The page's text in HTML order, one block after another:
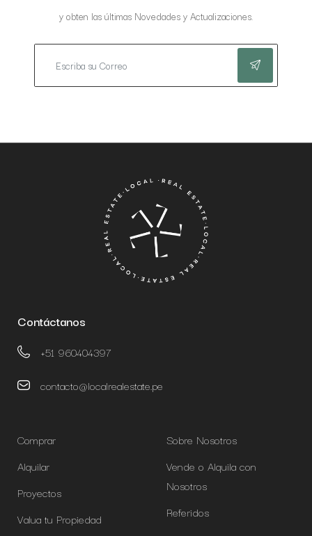
y obten las últimas Novedades y Actualizaciones.
Contáctanos
+51 960404397
contacto@localrealestate.pe
Comprar
Alquilar
Proyectos
Valua tu Propiedad
Sobre Nosotros
Vende o Alquila con
Nosotros
Referidos